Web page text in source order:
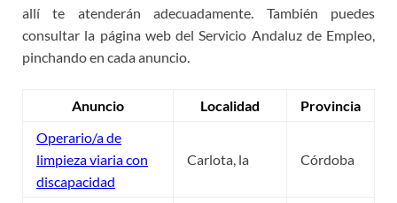
allí te atenderán adecuadamente. También puedes
consultar la página web del Servicio Andaluz de Empleo,
pinchando en cada anuncio.
Anuncio Localidad
Provincia
Operario/a de
limpieza viaria con
discapacidad
Carlota, la Córdoba